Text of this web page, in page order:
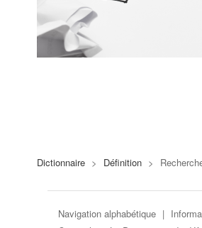
Dictionnaire > Définition >
Navigation alphabétique |